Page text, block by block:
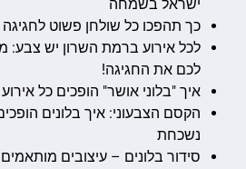
ישראל בשמחה
כך תהפכו כל שולחן פשוט
לכל אירוע ברמת השרון יש צבע:
לכם את החגיגה!
איך "בלוני אושר" הופכים כל
הקסם הצבעוני: איך בלונים
נשכחת
סידור בלונים – עיצובים